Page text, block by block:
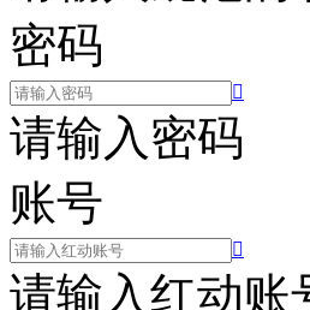
密码

请输入密码
账号

请输入红动账